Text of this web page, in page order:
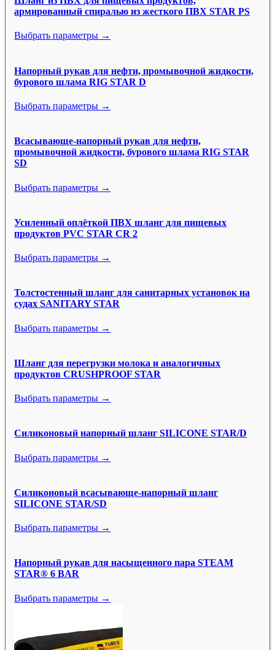
армированный спиралью из жесткого ПВХ STAR PS
Выбрать параметры →
Напорный рукав для нефти, промывочной жидкости,
бурового шлама RIG STAR D
Выбрать параметры →
Всасывающе-напорный рукав для нефти,
промывочной жидкости, бурового шлама RIG STAR
SD
Выбрать параметры →
Усиленный оплёткой ПВХ шланг для пищевых
продуктов PVC STAR CR 2
Выбрать параметры →
Толстостенный шланг для санитарных установок на
судах SANITARY STAR
Выбрать параметры →
Шланг для перегрузки молока и аналогичных
продуктов CRUSHPROOF STAR
Выбрать параметры →
Силиконовый напорный шланг SILICONE STAR/D
Выбрать параметры →
Силиконовый всасывающе-напорный шланг
SILICONE STAR/SD
Выбрать параметры →
Напорный рукав для насыщенного пара STEAM
STAR® 6 BAR
Выбрать параметры →